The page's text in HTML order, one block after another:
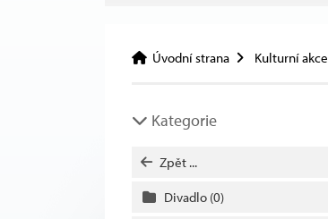
Úvodní strana Kulturní akce
Kategorie
Zpět ...
Divadlo (0)